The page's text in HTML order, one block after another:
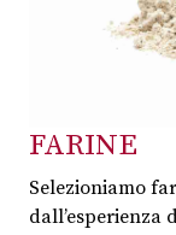
FARINE
Selezioniamo
dall’esperienza